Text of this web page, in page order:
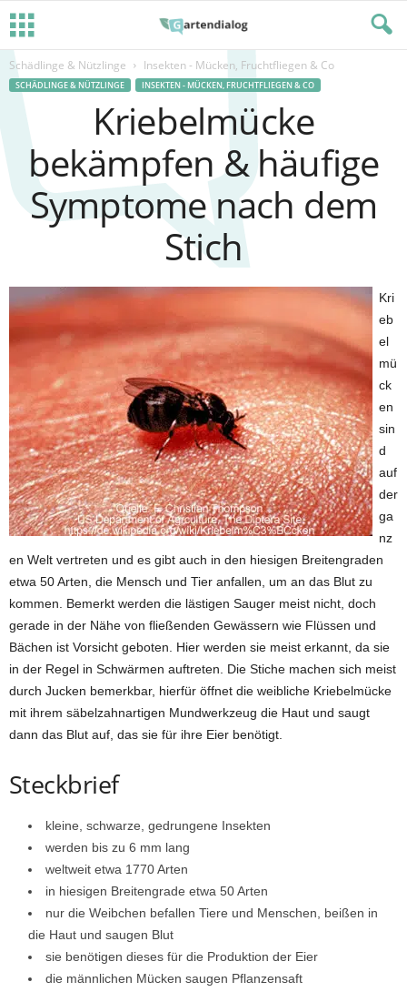
Schädlinge & Nützlinge Insekten - Mücken, Fruchtfliegen & Co
SCHÄDLINGE & NÜTZLINGE INSEKTEN - MÜCKEN, FRUCHTFLIEGEN & CO
Kriebelmücke
bekämpfen & häufige
Symptome nach dem
Stich
Kri
eb
el
mü
ck
en
sin
d
auf
der
ga
nz
en Welt vertreten und es gibt auch in den hiesigen Breitengraden
etwa 50 Arten, die Mensch und Tier anfallen, um an das Blut zu
kommen. Bemerkt werden die lästigen Sauger meist nicht, doch
gerade in der Nähe von fließenden Gewässern wie Flüssen und
Bächen ist Vorsicht geboten. Hier werden sie meist erkannt, da sie
in der Regel in Schwärmen auftreten. Die Stiche machen sich meist
durch Jucken bemerkbar, hierfür öffnet die weibliche Kriebelmücke
mit ihrem säbelzahnartigen Mundwerkzeug die Haut und saugt
dann das Blut auf, das sie für ihre Eier benötigt.
Steckbrief
kleine, schwarze, gedrungene Insekten
werden bis zu 6 mm lang
weltweit etwa 1770 Arten
in hiesigen Breitengrade etwa 50 Arten
nur die Weibchen befallen Tiere und Menschen, beißen in
die Haut und saugen Blut
sie benötigen dieses für die Produktion der Eier
die männlichen Mücken saugen Pflanzensaft